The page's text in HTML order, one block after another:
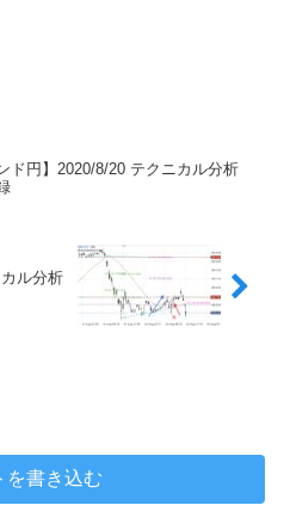
ド円】2020/8/20 テクニカル分析
ル分析
を書き込む